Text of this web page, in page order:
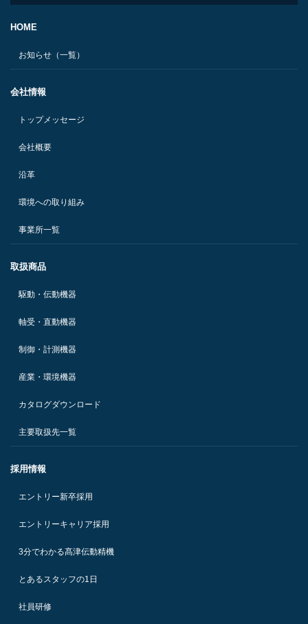
HOME
お知らせ（一覧）
会社情報
トップメッセージ
会社概要
沿革
環境への取り組み
事業所一覧
取扱商品
駆動・伝動機器
軸受・直動機器
制御・計測機器
産業・環境機器
カタログダウンロード
主要取扱先一覧
採用情報
エントリー新卒採用
エントリーキャリア採用
3分でわかる髙津伝動精機
とあるスタッフの1日
社員研修